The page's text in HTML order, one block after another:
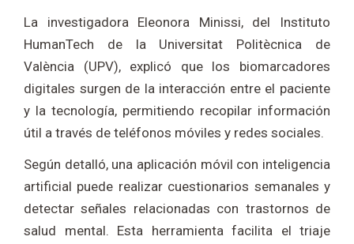
La investigadora Eleonora Minissi, del Instituto
HumanTech de la Universitat Politècnica de
València (UPV), explicó que los biomarcadores
digitales surgen de la interacción entre el paciente
y la tecnología, permitiendo recopilar información
útil a través de teléfonos móviles y redes sociales.
Según detalló, una aplicación móvil con inteligencia
artificial puede realizar cuestionarios semanales y
detectar señales relacionadas con trastornos de
salud mental. Esta herramienta facilita el triaje